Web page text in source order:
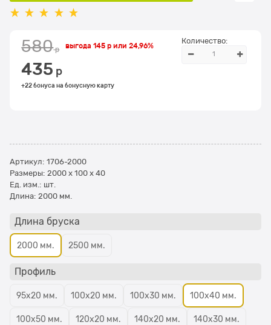
580 р
435 р
выгода 145 рили 24,96%
+22 бонуса на бонусную карту
Количество:
Артикул: 1706-2000
Размеры: 2000 x 100 x 40
Ед. изм.: шт.
Длина: 2000 мм.
Длина бруска
2000 мм. 2500 мм.
Профиль
95х20 мм. 100х20 мм. 100х30 мм. 100х40 мм.
100х50 мм. 120х20 мм. 140х20 мм. 140х30 мм.